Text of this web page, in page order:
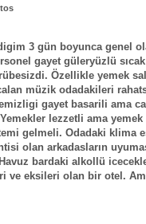
3 gün boyunca genel
gayet güleryüzlü
Özellikle yemek
müzik odadakileri
gayet basarili ama
lezzetli ama yemek
gelmeli. Odadaki klima
olan arkadasların
bardaki alkollü
ve eksileri olan bir otel.